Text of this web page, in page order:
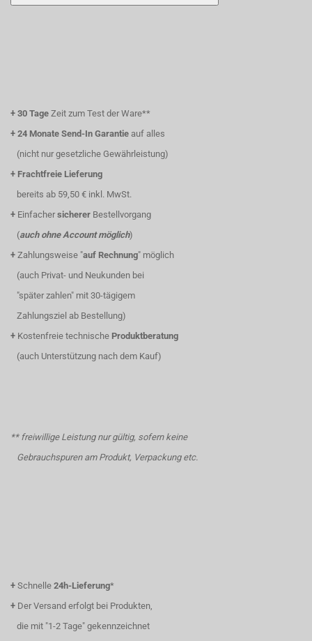
+ 30 Tage Zeit zum Test der Ware**
+ 24 Monate Send-In Garantie auf alles
(nicht nur gesetzliche Gewährleistung)
+ Frachtfreie Lieferung
bereits ab 59,50 € inkl. MwSt.
+ Einfacher sicherer Bestellvorgang
(auch ohne Account möglich)
+ Zahlungsweise "auf Rechnung" möglich
(auch Privat- und Neukunden bei
"später zahlen" mit 30-tägigem
Zahlungsziel ab Bestellung)
+ Kostenfreie technische Produktberatung
(auch Unterstützung nach dem Kauf)
** freiwillige Leistung nur gültig, sofern keine
Gebrauchspuren am Produkt, Verpackung etc.
+ Schnelle 24h-Lieferung*
+ Der Versand erfolgt bei Produkten,
die mit "1-2 Tage" gekennzeichnet